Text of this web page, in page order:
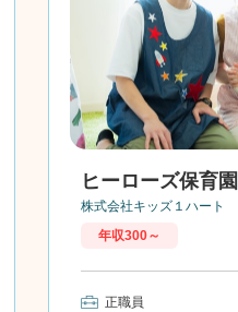
ヒーローズ保育園
株式会社キッズ１ハート
年収300～
正職員